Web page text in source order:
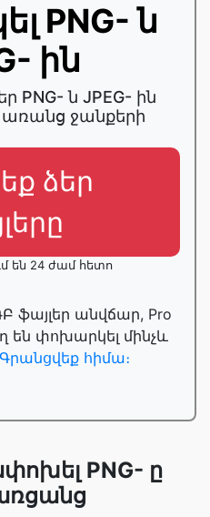
PNG- ն
ին
ն JPEG- ին
ջանքերի
ձեր
են 24 ժամ հետո
ֆայլեր անվճար, Pro
փոխարկել մինչև
Գրանցվեք հիմա։
PNG- ը